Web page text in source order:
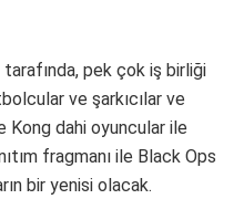
pek çok iş birliği
ve şarkıcılar ve
dahi oyuncular ile
fragmanı ile Black Ops
bir yenisi olacak.